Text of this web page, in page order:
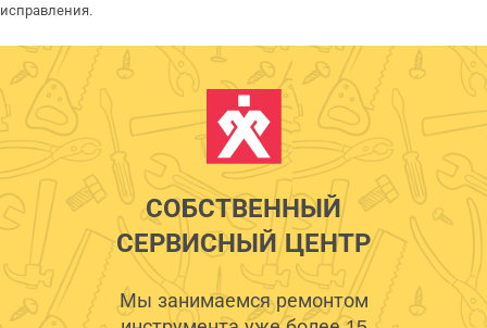
исправления.
СОБСТВЕННЫЙ
СЕРВИСНЫЙ ЦЕНТР
Мы занимаемся ремонтом